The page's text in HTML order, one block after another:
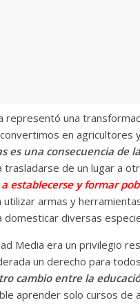
representó una
en agricultores
es una consecuencia de
de un lugar a
establecerse y formar
armas y
diversas
Media era un privilegio
un derecho para
cambio entre la
aprender solo cursos